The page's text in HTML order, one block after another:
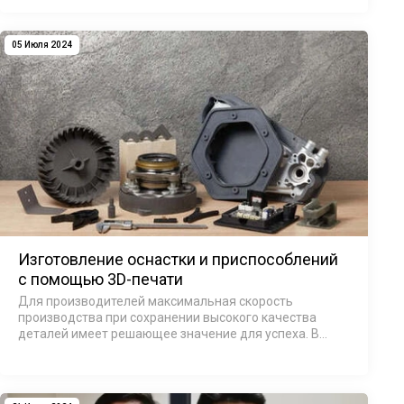
05 Июля 2024
Изготовление оснастки и приспособлений
с помощью 3D-печати
Для производителей максимальная скорость
производства при сохранении высокого качества
деталей имеет решающее значение для успеха. В